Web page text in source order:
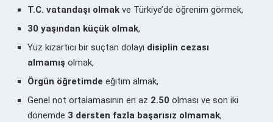
T.C. vatandaşı olmak ve Türkiye’de öğrenim görmek,
30 yaşından küçük olmak,
Yüz kızartıcı bir suçtan dolayı disiplin cezası
almamış olmak,
Örgün öğretimde eğitim almak,
Genel not ortalamasının en az 2.50 olması ve son iki
dönemde 3 dersten fazla başarısız olmamak,